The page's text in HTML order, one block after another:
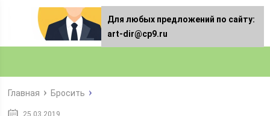
Главная Бросить
25.03.2019
Для любых предложений по сайту:
art-dir@cp9.ru